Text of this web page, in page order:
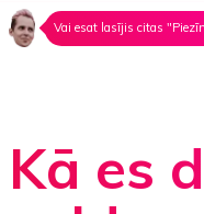
Vai esat lasījis citas
Kā es